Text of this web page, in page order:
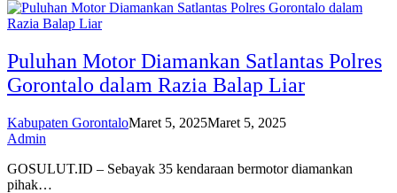
Puluhan Motor Diamankan Satlantas Polres
Gorontalo dalam Razia Balap Liar
Kabupaten GorontaloMaret 5, 2025Maret 5, 2025
Admin
GOSULUT.ID – Sebayak 35 kendaraan bermotor diamankan
pihak…